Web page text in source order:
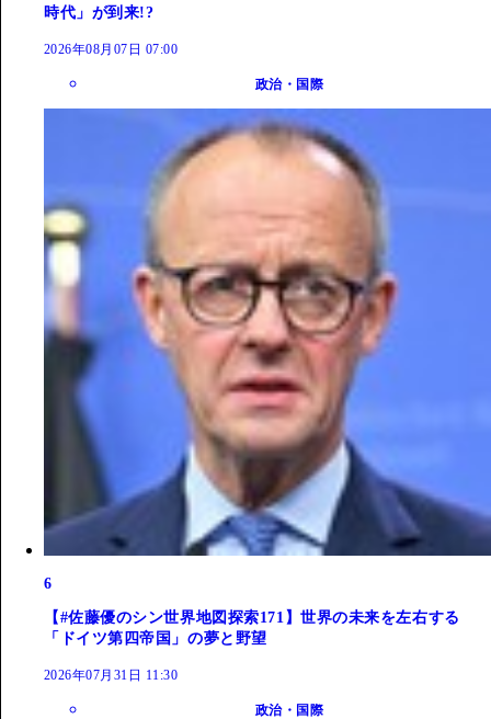
時代」が到来!?
2026年08月07日 07:00
政治・国際
6
【#佐藤優のシン世界地図探索171】世界の未来を左右する
「ドイツ第四帝国」の夢と野望
2026年07月31日 11:30
政治・国際